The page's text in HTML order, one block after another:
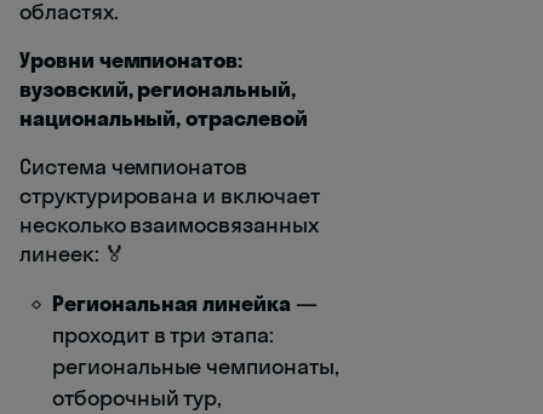
областях.
Уровни чемпионатов:
вузовский, региональный,
национальный, отраслевой
Система чемпионатов
структурирована и включает
несколько взаимосвязанных
линеек: 🏅
Региональная линейка —
проходит в три этапа:
региональные чемпионаты,
отборочный тур,